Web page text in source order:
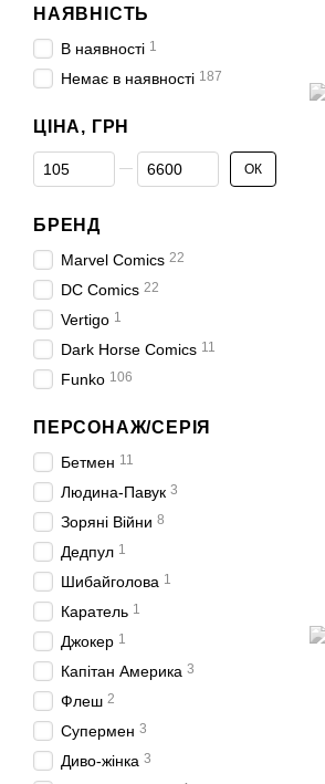
НАЯВНІСТЬ
В наявності 1
Немає в наявності 187
ЦІНА, ГРН
Від Ціна, грн
До Ціна, грн ОК
БРЕНД
Marvel Comics 22
DC Comics 22
Vertigo 1
Dark Horse Comics 11
Funko 106
ПЕРСОНАЖ/СЕРІЯ
Бетмен 11
Людина-Павук 3
Зоряні Війни 8
Дедпул 1
Шибайголова 1
Каратель 1
Джокер 1
Капітан Америка 3
Флеш 2
Супермен 3
Диво-жінка 3